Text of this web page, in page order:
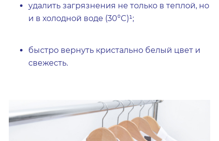
удалить загрязнения не только в теплой, но
и в холодной воде (30°C)¹;
быстро вернуть кристально белый цвет и
свежесть.